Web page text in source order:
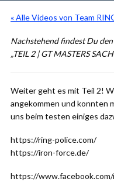
« Alle Videos von Team
Nachstehend findest Du
„TEIL 2 | GT MASTERS
Weiter geht es mit Teil 2!
angekommen und konnten
uns beim testen einiges
https://ring-police.com/
https://iron-force.de/
https://